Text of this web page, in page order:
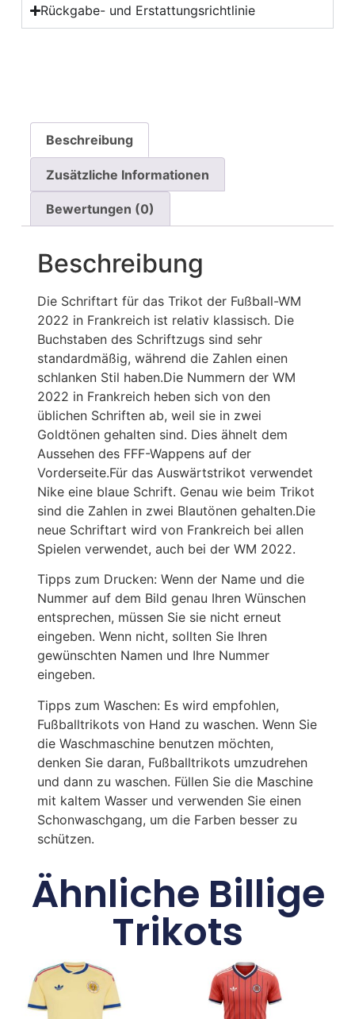
Rückgabe- und Erstattungsrichtlinie
Beschreibung
Zusätzliche Informationen
Bewertungen (0)
Beschreibung
Die Schriftart für das Trikot der Fußball-WM
2022 in Frankreich ist relativ klassisch. Die
Buchstaben des Schriftzugs sind sehr
standardmäßig, während die Zahlen einen
schlanken Stil haben.Die Nummern der WM
2022 in Frankreich heben sich von den
üblichen Schriften ab, weil sie in zwei
Goldtönen gehalten sind. Dies ähnelt dem
Aussehen des FFF-Wappens auf der
Vorderseite.Für das Auswärtstrikot verwendet
Nike eine blaue Schrift. Genau wie beim Trikot
sind die Zahlen in zwei Blautönen gehalten.Die
neue Schriftart wird von Frankreich bei allen
Spielen verwendet, auch bei der WM 2022.
Tipps zum Drucken: Wenn der Name und die
Nummer auf dem Bild genau Ihren Wünschen
entsprechen, müssen Sie sie nicht erneut
eingeben. Wenn nicht, sollten Sie Ihren
gewünschten Namen und Ihre Nummer
eingeben.
Tipps zum Waschen: Es wird empfohlen,
Fußballtrikots von Hand zu waschen. Wenn Sie
die Waschmaschine benutzen möchten,
denken Sie daran, Fußballtrikots umzudrehen
und dann zu waschen. Füllen Sie die Maschine
mit kaltem Wasser und verwenden Sie einen
Schonwaschgang, um die Farben besser zu
schützen.
Ähnliche Billige
Trikots